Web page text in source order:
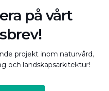
på vårt
projekt inom naturvård,
och landskapsarkitektur!